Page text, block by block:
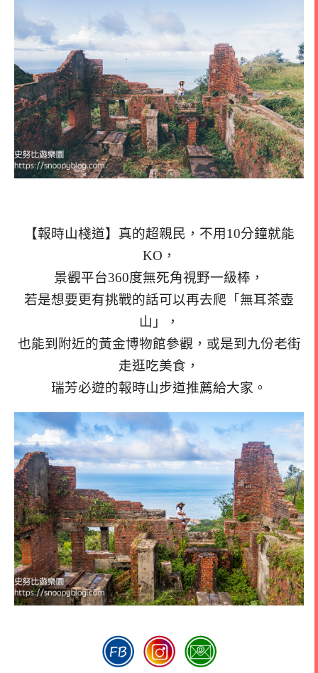
【報時山棧道】真的超親民，不用10分鐘就能
KO，
景觀平台360度無死角視野一級棒，
若是想要更有挑戰的話可以再去爬「無耳茶壺
山」，
也能到附近的黃金博物館參觀，或是到九份老街
走逛吃美食，
瑞芳必遊的報時山步道推薦給大家。